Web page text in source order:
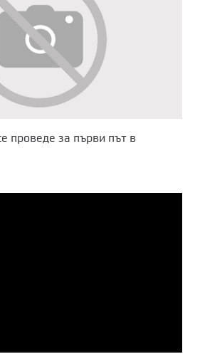
проведе за първи път в